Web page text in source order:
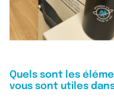
Quels sont les
vous sont utiles